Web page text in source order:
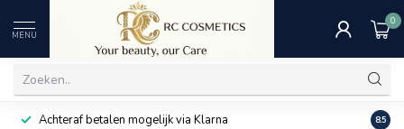
MENU
0
Achteraf betalen mogelijk via Klarna 8.5